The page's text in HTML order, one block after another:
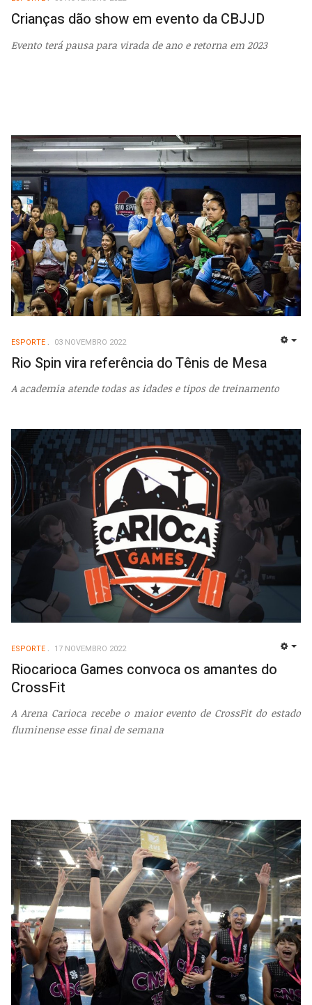
Crianças dão show em evento da CBJJD
Evento terá pausa para virada de ano e retorna em 2023
ESPORTE 03 NOVEMBRO 2022
Rio Spin vira referência do Tênis de Mesa
A academia atende todas as idades e tipos de treinamento
ESPORTE 17 NOVEMBRO 2022
Riocarioca Games convoca os amantes do
CrossFit
A Arena Carioca recebe o maior evento de CrossFit do estado
fluminense esse final de semana